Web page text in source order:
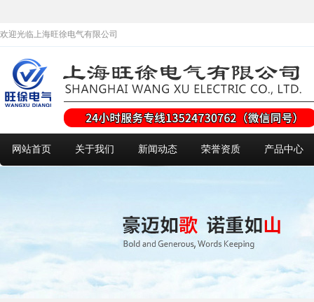
欢迎光临上海旺徐电气有限公司
网站首页 关于我们 新闻动态 荣誉资质 产品中心